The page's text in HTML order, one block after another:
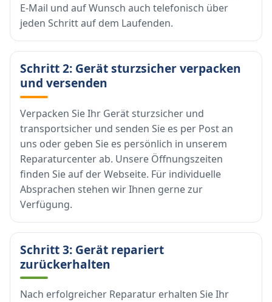
E-Mail und auf Wunsch auch telefonisch über
jeden Schritt auf dem Laufenden.
Schritt 2: Gerät sturzsicher verpacken
und versenden
Verpacken Sie Ihr Gerät sturzsicher und
transportsicher und senden Sie es per Post an
uns oder geben Sie es persönlich in unserem
Reparaturcenter ab. Unsere Öffnungszeiten
finden Sie auf der Webseite. Für individuelle
Absprachen stehen wir Ihnen gerne zur
Verfügung.
Schritt 3: Gerät repariert
zurückerhalten
Nach erfolgreicher Reparatur erhalten Sie Ihr